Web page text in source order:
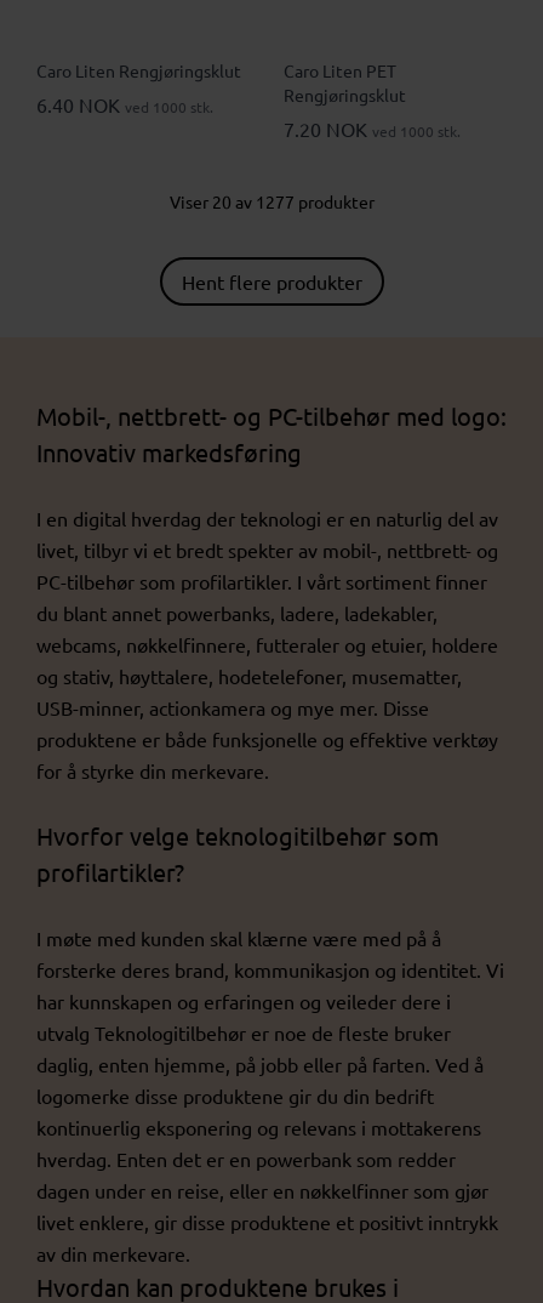
Caro Liten Rengjøringsklut
6.40 NOK ved 1000 stk.
Caro Liten PET
Rengjøringsklut
7.20 NOK ved 1000 stk.
Viser 20 av 1277 produkter
Hent flere produkter
Mobil-, nettbrett- og PC-tilbehør med logo:
Innovativ markedsføring
I en digital hverdag der teknologi er en naturlig del av
livet, tilbyr vi et bredt spekter av mobil-, nettbrett- og
PC-tilbehør som profilartikler. I vårt sortiment finner
du blant annet powerbanks, ladere, ladekabler,
webcams, nøkkelfinnere, futteraler og etuier, holdere
og stativ, høyttalere, hodetelefoner, musematter,
USB-minner, actionkamera og mye mer. Disse
produktene er både funksjonelle og effektive verktøy
for å styrke din merkevare.
Hvorfor velge teknologitilbehør som
profilartikler?
I møte med kunden skal klærne være med på å
forsterke deres brand, kommunikasjon og identitet. Vi
har kunnskapen og erfaringen og veileder dere i
utvalg Teknologitilbehør er noe de fleste bruker
daglig, enten hjemme, på jobb eller på farten. Ved å
logomerke disse produktene gir du din bedrift
kontinuerlig eksponering og relevans i mottakerens
hverdag. Enten det er en powerbank som redder
dagen under en reise, eller en nøkkelfinner som gjør
livet enklere, gir disse produktene et positivt inntrykk
av din merkevare.
Hvordan kan produktene brukes i